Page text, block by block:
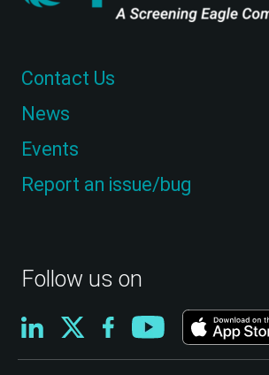
Follow us on
Contact Us
News
Events
Report an issue/bug